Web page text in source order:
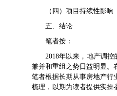
（四）项目持续性影响
五、结论
笔者按：
2018年以来，地产调控的
兼并和重组之势日益明显。
笔者根据长期从事房地产行
梳理，以期为读者提供实操